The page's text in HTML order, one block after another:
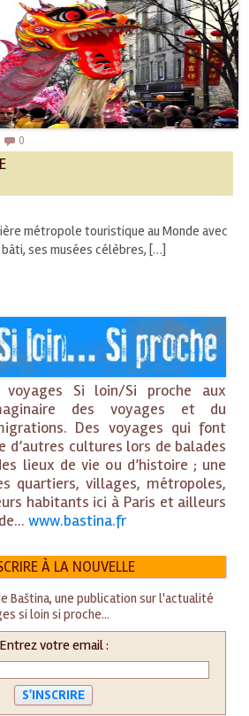
0
métropole touristique au Monde avec
ses musées célèbres, […]
Si loin/Si proche aux
des voyages et du
Des voyages qui font
d’autres cultures lors de balades
lieux de vie ou d’histoire ; une
quartiers, villages, métropoles,
habitants ici à Paris et ailleurs
www.bastina.fr
À LA NOUVELLE
Baština, une publication sur l'actualité
si loin si proche...
Entrez votre email :